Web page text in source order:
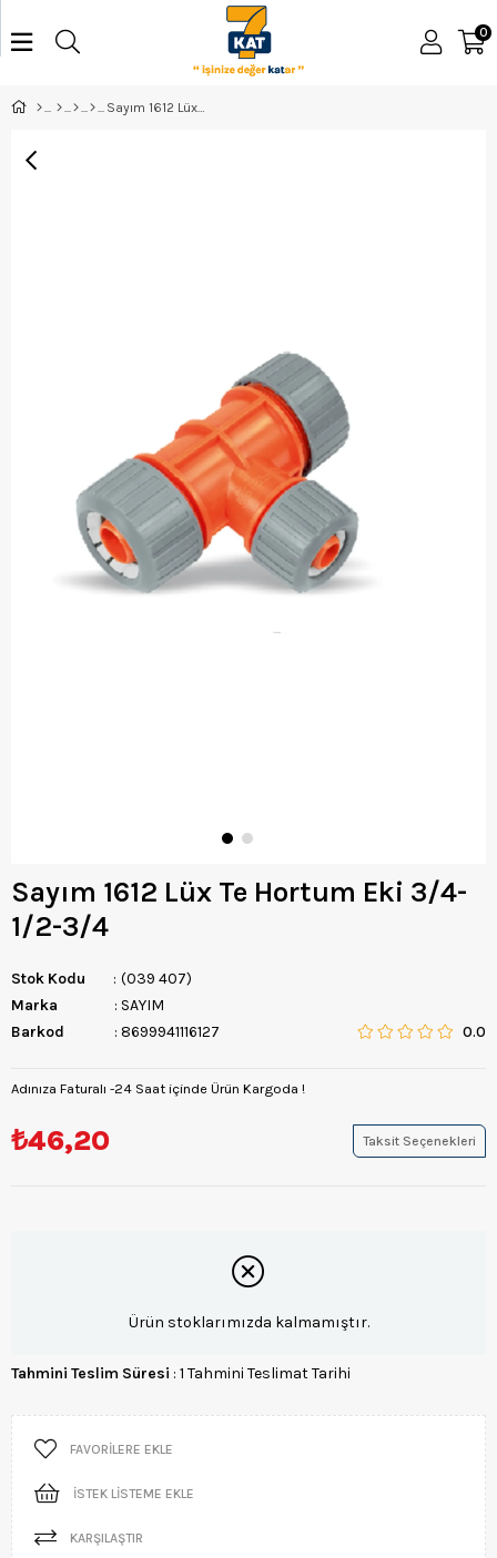
0
Sayım 1612 Lüx Te Hortum Eki 3/4-
1/2-3/4
Stok Kodu
(039 407)
Marka
: SAYIM
Barkod
: 8699941116127 0.0
Adınıza Faturalı -24 Saat içinde Ürün Kargoda !
₺46,20 Taksit Seçenekleri
Ürün stoklarımızda kalmamıştır.
Tahmini Teslim Süresi : 1 Tahmini Teslimat Tarihi
FAVORILERE EKLE
İSTEK LISTEME EKLE
KARŞILAŞTIR